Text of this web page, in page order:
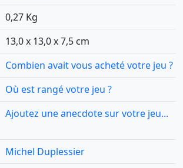
0,27 Kg
13,0 x 13,0 x 7,5 cm
Combien avait vous acheté votre jeu ?
Où est rangé votre jeu ?
Ajoutez une anecdote sur votre jeu...
Michel Duplessier